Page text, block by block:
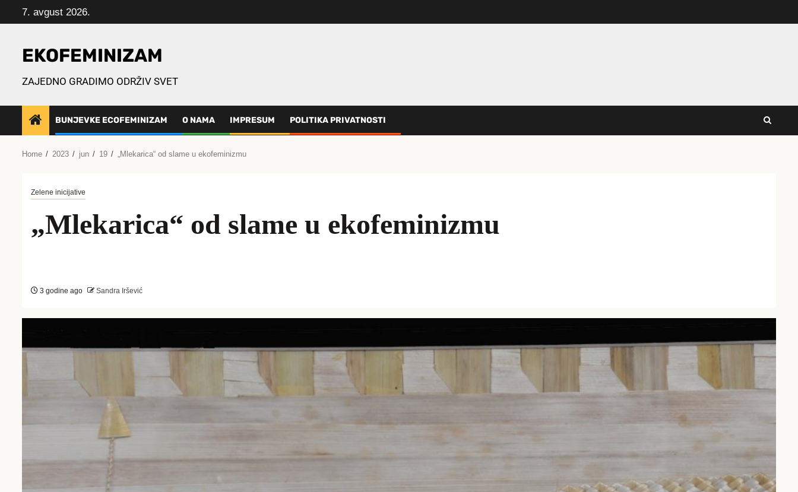
to
7. avgust 2026.
EKOFEMINIZAM
ZAJEDNO GRADIMO ODRŽIV SVET
BUNJEVKE ECOFEMINIZAM O NAMA IMPRESUM POLITIKA PRIVATNOSTI
Home 2023 jun 19 „Mlekarica“ od slame u ekofeminizmu
Zelene inicijative
„Mlekarica“ od slame u ekofeminizmu
3 godine ago Sandra Iršević